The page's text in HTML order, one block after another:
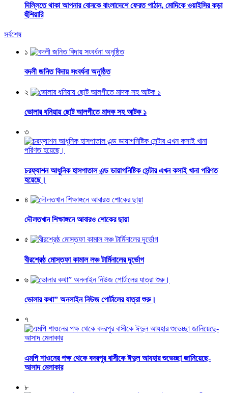
দিল্লিতে থাকা আপনার বোনকে বাংলাদেশে ফেরত পাঠান, মোদিকে ওয়াইসির কড়া
হুঁশিয়ারি
সর্বশেষ
১
বদলী জনিত বিদায় সংবর্ধনা অনুষ্ঠিত
২
ভোলার ধনিয়ায় ছোট আলগীতে মাদক সহ আটক ১
৩
চরফ্যাশন আধুনিক হাসপাতাল এন্ড ডায়াগনিষ্টিক সেন্টার এখন কসাই খানা পরিণত
হয়েছে।
৪
দৌলতখান শিক্ষাঙ্গনে আবারও শোকের ছায়া
৫
বীরশ্রেষ্ঠ মোস্তফা কামাল লঞ্চ টার্মিনালের দূর্ভোগ
৬
ভোলার কথা” অনলাইন নিউজ পোর্টালের যাত্রা শুরু।
৭
এমপি শাওনের পক্ষ থেকে বদরপুর বাসীকে ঈদুল আযহার শুভেচ্ছা জানিয়েছে-
আসাদ মেলাকার
৮